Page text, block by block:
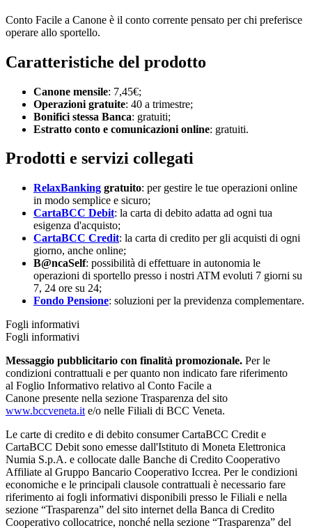
Conto Facile a Canone è il conto corrente pensato per chi preferisce
operare allo sportello.
Caratteristiche del prodotto
Canone mensile: 7,45€;
Operazioni gratuite: 40 a trimestre;
Bonifici stessa Banca: gratuiti;
Estratto conto e comunicazioni online: gratuiti.
Prodotti e servizi collegati
RelaxBanking gratuito: per gestire le tue operazioni online
in modo semplice e sicuro;
CartaBCC Debit: la carta di debito adatta ad ogni tua
esigenza d'acquisto;
CartaBCC Credit: la carta di credito per gli acquisti di ogni
giorno, anche online;
B@ncaSelf: possibilità di effettuare in autonomia le
operazioni di sportello presso i nostri ATM evoluti 7 giorni su
7, 24 ore su 24;
Fondo Pensione: soluzioni per la previdenza complementare.
Fogli informativi
Fogli informativi
Messaggio pubblicitario con finalità promozionale. Per le
condizioni contrattuali e per quanto non indicato fare riferimento
al Foglio Informativo relativo al Conto Facile a
Canone presente nella sezione Trasparenza del sito
www.bccveneta.it e/o nelle Filiali di BCC Veneta.
Le carte di credito e di debito consumer CartaBCC Credit e
CartaBCC Debit sono emesse dall'Istituto di Moneta Elettronica
Numia S.p.A. e collocate dalle Banche di Credito Cooperativo
Affiliate al Gruppo Bancario Cooperativo Iccrea. Per le condizioni
economiche e le principali clausole contrattuali è necessario fare
riferimento ai fogli informativi disponibili presso le Filiali e nella
sezione “Trasparenza” del sito internet della Banca di Credito
Cooperativo collocatrice, nonché nella sezione “Trasparenza” del